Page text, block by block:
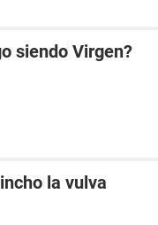
siendo Virgen?
la vulva